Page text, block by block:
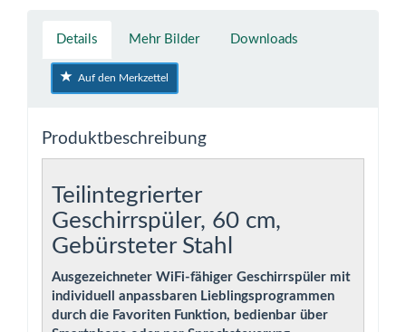
Details Mehr Bilder Downloads
Auf den Merkzettel
Produktbeschreibung
Teilintegrierter
Geschirrspüler, 60 cm,
Gebürsteter Stahl
Ausgezeichneter WiFi-fähiger Geschirrspüler mit
individuell anpassbaren Lieblingsprogrammen
durch die Favoriten Funktion, bedienbar über